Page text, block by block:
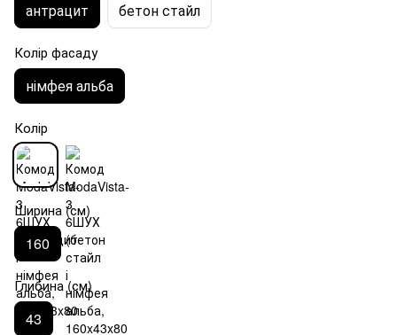
антрацит бетон стайл
Колір фасаду
німфея альба
Колір
Ширина (см)
160
Глибина (см)
43